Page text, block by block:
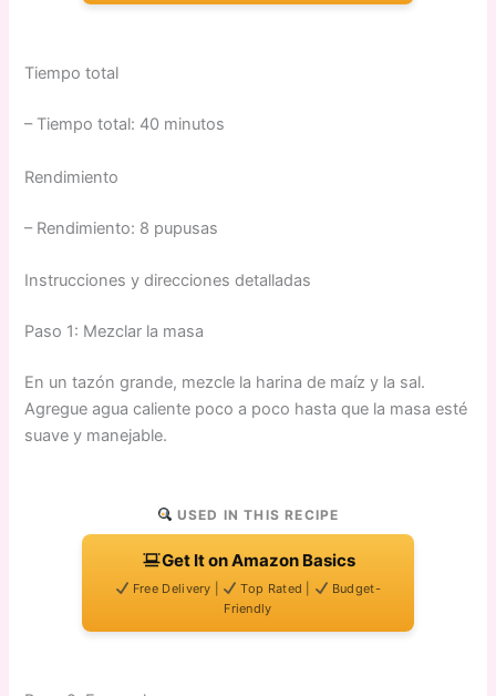
Tiempo total
– Tiempo total: 40 minutos
Rendimiento
– Rendimiento: 8 pupusas
Instrucciones y direcciones detalladas
Paso 1: Mezclar la masa
En un tazón grande, mezcle la harina de maíz y la sal.
Agregue agua caliente poco a poco hasta que la masa esté
suave y manejable.
USED IN THIS RECIPE
Get It on Amazon Basics
Free Delivery | Top Rated |
Budget-
Friendly